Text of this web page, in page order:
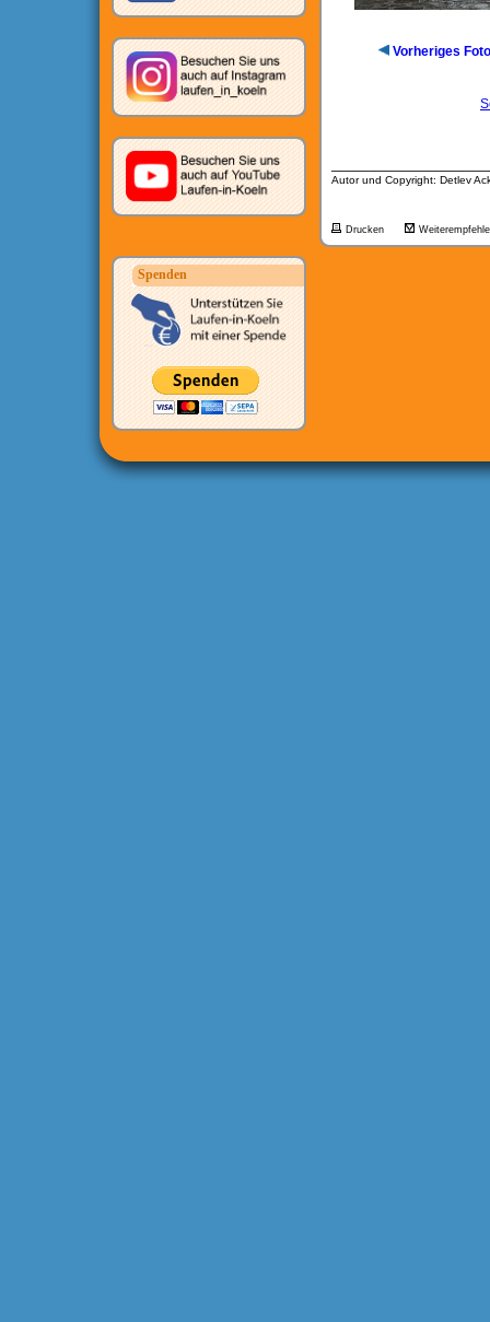
Spenden
Vorheriges Foto
Autor und Copyright: Detlev
Drucken